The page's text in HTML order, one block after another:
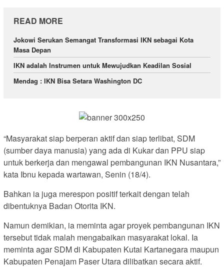
READ MORE
Jokowi Serukan Semangat Transformasi IKN sebagai Kota
Masa Depan
IKN adalah Instrumen untuk Mewujudkan Keadilan Sosial
Mendag : IKN Bisa Setara Washington DC
“Masyarakat siap berperan aktif dan siap terlibat, SDM
(sumber daya manusia) yang ada di Kukar dan PPU siap
untuk berkerja dan mengawal pembangunan IKN Nusantara,”
kata Ibnu kepada wartawan, Senin (18/4).
Bahkan ia juga merespon positif terkait dengan telah
dibentuknya Badan Otorita IKN.
Namun demikian, ia meminta agar proyek pembangunan IKN
tersebut tidak malah mengabaikan masyarakat lokal. Ia
meminta agar SDM di Kabupaten Kutai Kartanegara maupun
Kabupaten Penajam Paser Utara dilibatkan secara aktif.